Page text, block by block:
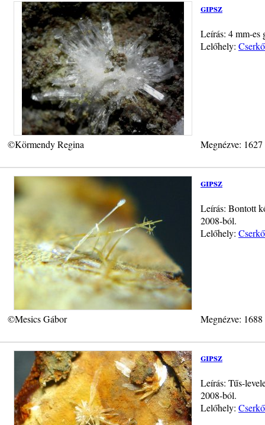
gipsz
Leírás: 4 mm-es
Lelőhely:
©Körmendy Regina Megnézve:
gipsz
Leírás: Bontott
2008-ból.
Lelőhely:
©Mesics Gábor Megnézve:
gipsz
Leírás: Tűs-
2008-ból.
Lelőhely: